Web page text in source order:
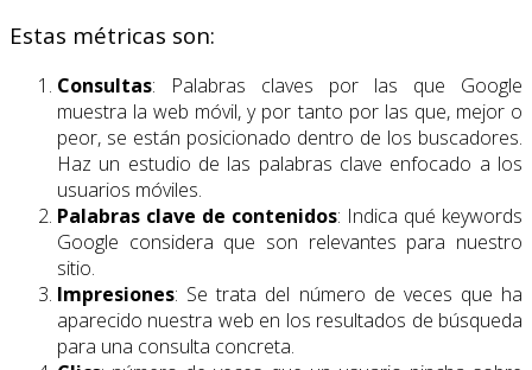
Estas métricas son:
Consultas: Palabras claves por las que Google
muestra la web móvil, y por tanto por las que, mejor o
peor, se están posicionado dentro de los buscadores.
Haz un estudio de las palabras clave enfocado a los
usuarios móviles.
Palabras clave de contenidos: Indica qué keywords
Google considera que son relevantes para nuestro
sitio.
Impresiones: Se trata del número de veces que ha
aparecido nuestra web en los resultados de búsqueda
para una consulta concreta.